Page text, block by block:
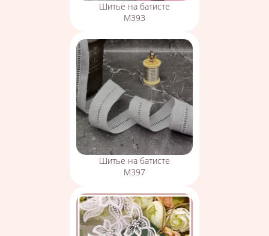
Шитьё на батисте
М393
Шитье на батисте
М397